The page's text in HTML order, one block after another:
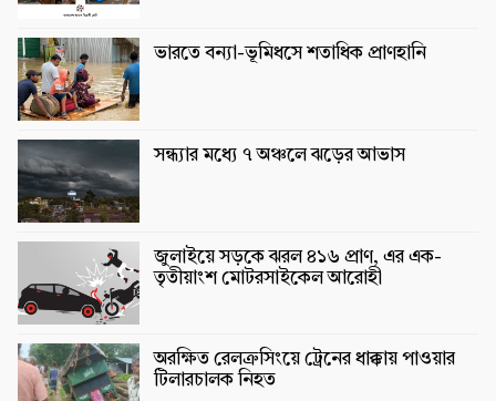
ভারতে বন্যা-ভূমিধসে শতাধিক প্রাণহানি
সন্ধ্যার মধ্যে ৭ অঞ্চলে ঝড়ের আভাস
জুলাইয়ে সড়কে ঝরল ৪১৬ প্রাণ, এর এক-
তৃতীয়াংশ মোটরসাইকেল আরোহী
অরক্ষিত রেলক্রসিংয়ে ট্রেনের ধাক্কায় পাওয়ার
টিলারচালক নিহত